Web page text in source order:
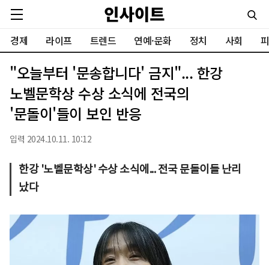
경제 라이프 트렌드 연예·문화 정치 사회
"오늘부터 '문송합니다' 금지"... 한강
노벨문학상 수상 소식에 전국의
'문돌이'들이 보인 반응
입력 2024.10.11. 10:12
한강 '노벨문학상' 수상 소식에... 전국 문돌이들 난리
났다